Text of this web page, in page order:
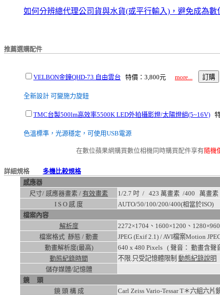
如何分辨總代理公司貨與水貨(或平行輸入)，避免成為數
推薦選購配件
VELBON金鐘QHD-73 自由雲台 特價：3,800元 more...
全新設計 可變施力旋鈕
TMC台製500lm高效率5500K LED外拍攝影燈/太陽燈組(5~16V)
色溫標準，光源穩定，可使用USB電源
在數位蘋果網購買數位相機同時購買配件享有隨機
詳細規格
多機比較規格
感應器
尺寸/ 感應器畫素 / 有效畫素 1/2.7 吋 / 423 萬畫素 /400 萬畫素
I S O 感 度
AUTO/50/100/200/400(相當於ISO)
檔案內容
解析度
2272×1704、1600×1200、
檔案格式 靜態 / 動畫
JPEG (Exif 2.1) / AVI檔案Motion
動畫解析度(最高)
640 x 480 Pixels ( 聲音： 動畫含聲
動態紀錄時間
不限.只受記憶體限制 動態紀錄說明
儲存媒體/記憶體
鏡 頭
鏡 頭 構 成
Carl Zeiss Vario-Tessar T＊六組